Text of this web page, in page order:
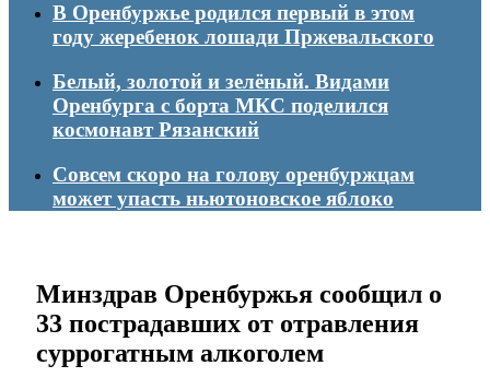
В Оренбуржье родился первый в этом
году жеребенок лошади Пржевальского
Белый, золотой и зелёный. Видами
Оренбурга с борта МКС поделился
космонавт Рязанский
Совсем скоро на голову оренбуржцам
может упасть ньютоновское яблоко
Минздрав Оренбуржья сообщил о
33 пострадавших от отравления
суррогатным алкоголем